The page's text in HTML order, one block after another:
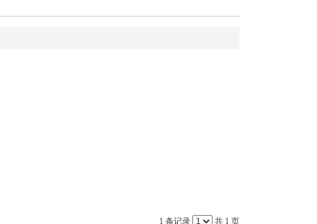
1 条记录 共 1 页